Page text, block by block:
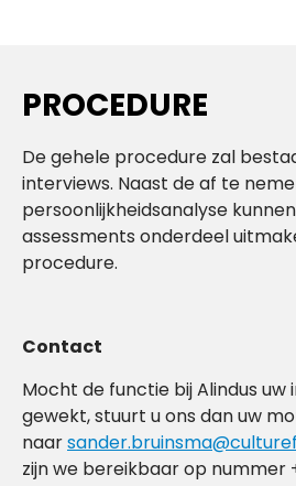
PROCEDURE
De gehele procedure zal
interviews. Naast de af te
persoonlijkheidsanalyse
assessments onderdeel
procedure.
Contact
Mocht de functie bij Alindus
gewekt, stuurt u ons dan uw
naar
zijn we bereikbaar op nummer